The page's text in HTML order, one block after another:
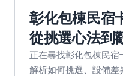
彰化包棟民宿
從挑選心法到
正在尋找彰化包棟民
解析如何挑選、設備